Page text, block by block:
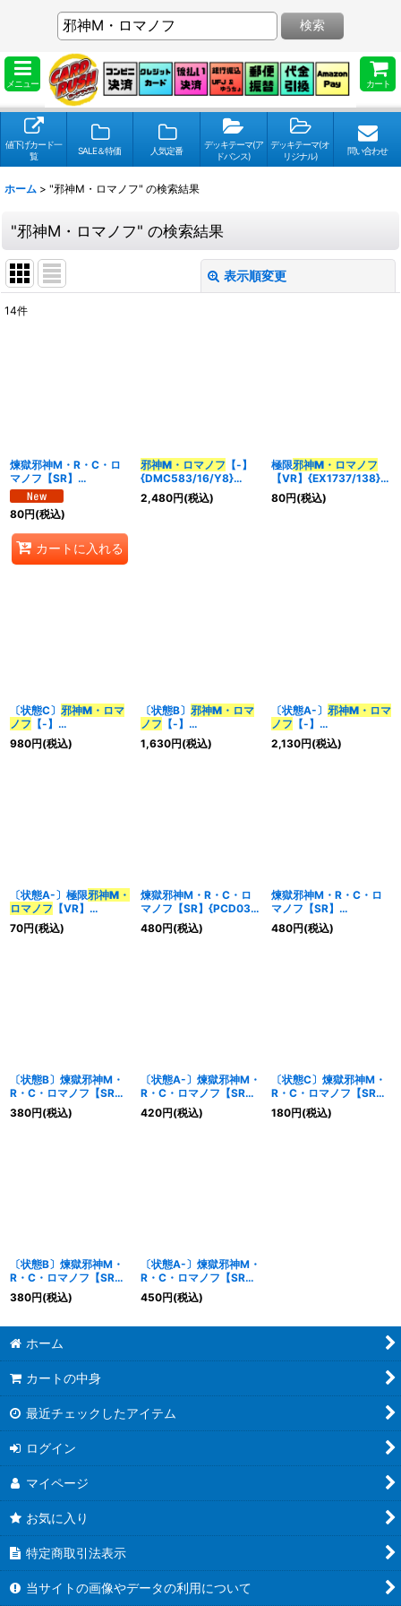
メニュー カート
検索
値下げカード一
覧
SALE＆特価 人気定番
デッキテーマ(ア
ドバンス)
デッキテーマ(オ
リジナル)
問い合わせ
ホーム > "邪神M・ロマノフ" の検索結果
"邪神M・ロマノフ" の検索結果
表示順変更
検索キーワードをお願い致します
カテゴリ :
特集:
14件
煉獄邪神M・R・C・ロ
マノフ【SR】
{26EX2MC5/30}
《多》
80円(税込)
カートに入れる
邪神M・ロマノフ 【-】
{DMC583/16/Y8}
《火》
2,480円(税込)
極限邪神M・ロマノフ
【VR】{EX1737/138}
《火》
80円(税込)
〔状態C〕 邪神M・ロマ
ノフ 【-】
{DMC583/16/Y8}
《火》
980円(税込)
〔状態B〕 邪神M・ロマ
ノフ 【-】
{DMC583/16/Y8}
《火》
1,630円(税込)
〔状態A-〕 邪神M・ロマ
ノフ 【-】
{DMC583/16/Y8}
《火》
2,130円(税込)
〔状態A-〕極限邪神M・
ロマノフ 【VR】
{EX1737/138}《火》
70円(税込)
煉獄邪神M・R・C・ロ
マノフ【SR】{PCD03
邪1/邪13}《多》
480円(税込)
煉獄邪神M・R・C・ロ
マノフ【SR】
{23RP3TR6/TR9}
《多》
480円(税込)
〔状態B〕煉獄邪神M・
R・C・ロマノフ【SR】
{PCD03邪1/邪13}
《多》
380円(税込)
〔状態A-〕煉獄邪神M・
R・C・ロマノフ【SR】
{PCD03邪1/邪13}
《多》
420円(税込)
〔状態C〕煉獄邪神M・
R・C・ロマノフ【SR】
{PCD03邪1/邪13}
《多》
180円(税込)
〔状態B〕煉獄邪神M・
R・C・ロマノフ【SR】
{23RP3TR6/TR9}
《多》
380円(税込)
〔状態A-〕煉獄邪神M・
R・C・ロマノフ【SR】
{23RP3TR6/TR9}
《多》
450円(税込)
ホーム
カートの中身
最近チェックしたアイテム
ログイン
マイページ
お気に入り
特定商取引法表示
当サイトの画像やデータの利用について